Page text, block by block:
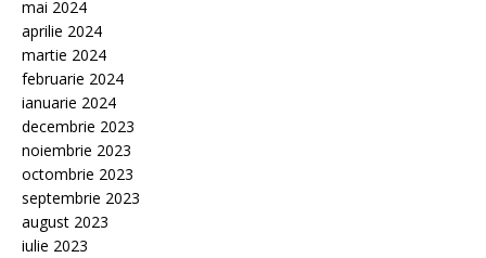
mai 2024
aprilie 2024
martie 2024
februarie 2024
ianuarie 2024
decembrie 2023
noiembrie 2023
octombrie 2023
septembrie 2023
august 2023
iulie 2023